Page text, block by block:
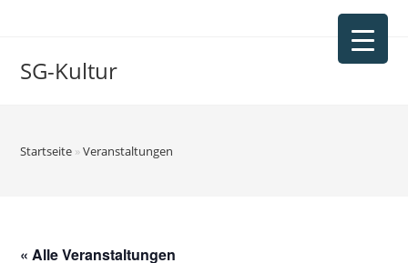
SG-Kultur
Startseite »Veranstaltungen
« Alle Veranstaltungen